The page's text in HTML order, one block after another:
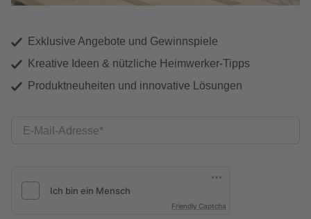
Exklusive Angebote und Gewinnspiele
Kreative Ideen & nützliche Heimwerker-Tipps
Produktneuheiten und innovative Lösungen
E-Mail-Adresse
Friendly Captcha